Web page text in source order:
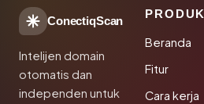
ConectiqScan
Intelijen domain
otomatis dan
independen untuk
PRODUK
Beranda
Fitur
Cara kerja